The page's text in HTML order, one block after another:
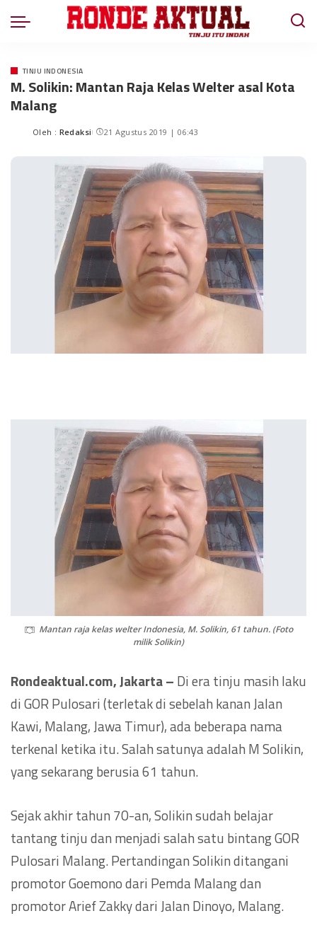
TINJU INDONESIA
M. Solikin: Mantan Raja Kelas Welter asal Kota
Malang
Oleh : Redaksi 21 Agustus 2019 | 06:43
Mantan raja kelas welter Indonesia, M. Solikin, 61 tahun. (Foto
milik Solikin)
Rondeaktual.com, Jakarta – Di era tinju masih laku
di GOR Pulosari (terletak di sebelah kanan Jalan
Kawi, Malang, Jawa Timur), ada beberapa nama
terkenal ketika itu. Salah satunya adalah M Solikin,
yang sekarang berusia 61 tahun.
Sejak akhir tahun 70-an, Solikin sudah belajar
tantang tinju dan menjadi salah satu bintang GOR
Pulosari Malang. Pertandingan Solikin ditangani
promotor Goemono dari Pemda Malang dan
promotor Arief Zakky dari Jalan Dinoyo, Malang.